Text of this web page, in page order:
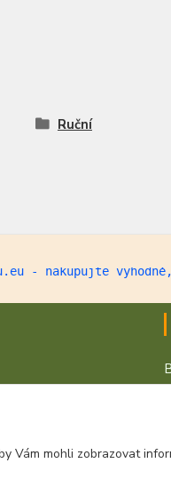
Ruční
Vám mohli zobrazovat